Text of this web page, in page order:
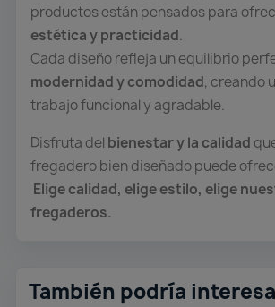
productos están pensados para
estética y practicidad.
Cada diseño refleja un equilibrio
modernidad y comodidad, creando
trabajo funcional y agradable.
Disfruta del bienestar y la calidad
fregadero bien diseñado puede
Elige calidad, elige estilo, elige
fregaderos.
También podría